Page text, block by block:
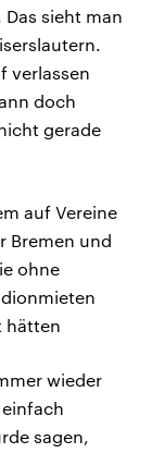
sieht man
verlassen
doch
gerade
auf Vereine
Bremen und
ohne
hätten
wieder
sagen,